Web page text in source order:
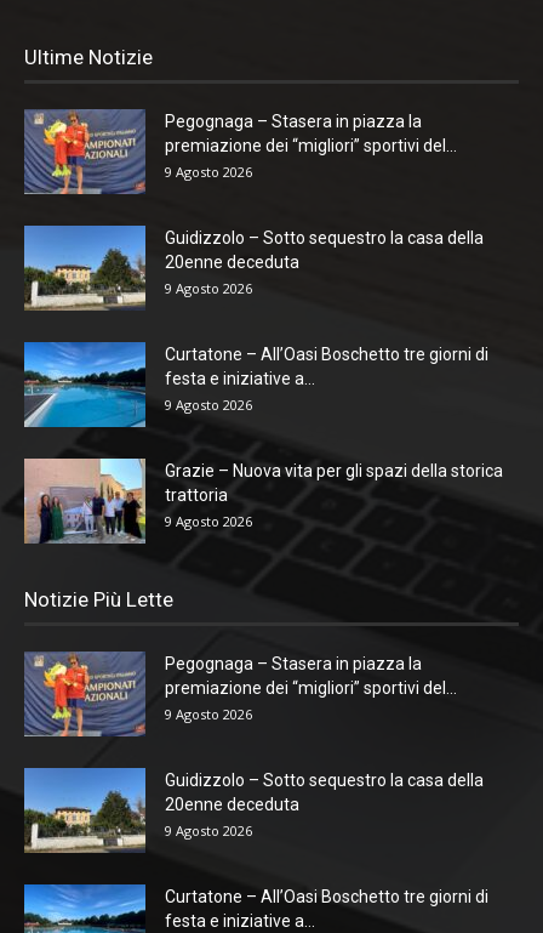
Ultime Notizie
Pegognaga – Stasera in piazza la
premiazione dei “migliori” sportivi del...
9 Agosto 2026
Guidizzolo – Sotto sequestro la casa della
20enne deceduta
9 Agosto 2026
Curtatone – All’Oasi Boschetto tre giorni di
festa e iniziative a...
9 Agosto 2026
Grazie – Nuova vita per gli spazi della storica
trattoria
9 Agosto 2026
Notizie Più Lette
Pegognaga – Stasera in piazza la
premiazione dei “migliori” sportivi del...
9 Agosto 2026
Guidizzolo – Sotto sequestro la casa della
20enne deceduta
9 Agosto 2026
Curtatone – All’Oasi Boschetto tre giorni di
festa e iniziative a...